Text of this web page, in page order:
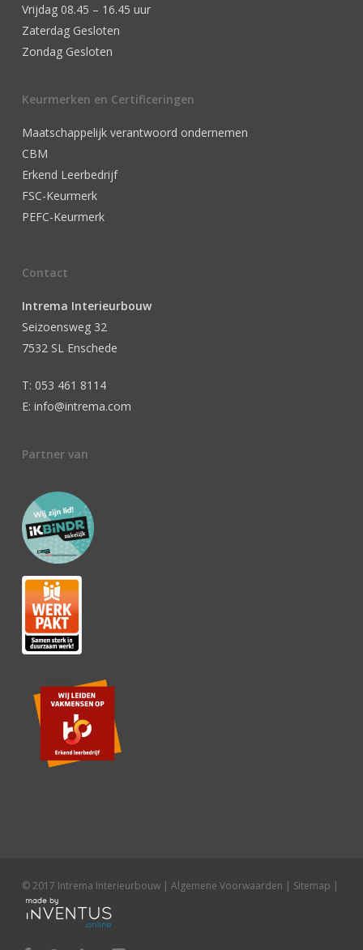
Vrijdag 08.45 – 16.45 uur
Zaterdag Gesloten
Zondag Gesloten
Keurmerken en Certificeringen
Maatschappelijk verantwoord ondernemen
CBM
Erkend Leerbedrijf
FSC-Keurmerk
PEFC-Keurmerk
Contact
Intrema Interieurbouw
Seizoensweg 32
7532 SL Enschede
T: 053 461 8114
E: info@intrema.com
Partner van
© 2017 Intrema Interieurbouw | Algemene Voorwaarden | Sitemap |